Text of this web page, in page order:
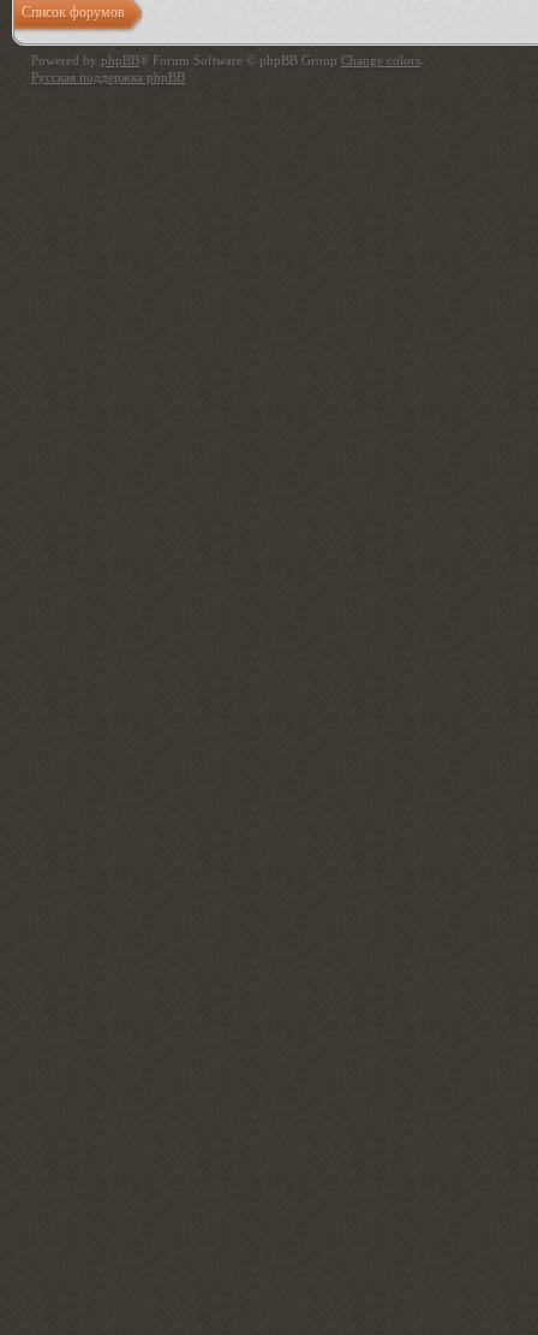
Список форумов
Powered by phpBB® Forum Software © phpBB Group Change colors
Русская поддержка phpBB